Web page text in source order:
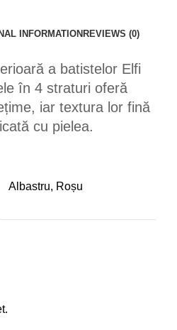
INFORMATION REVIEWS (0)
a batistelor Elfi
în 4 straturi oferă
iar textura lor fină
cu pielea.
Albastru, Roșu